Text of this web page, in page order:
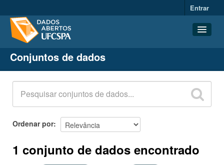
Entrar
Conjuntos de dados
Organizações
Grupos
Sobre
Conjuntos de dados
Ordenar por
1 conjunto de dados encontrado